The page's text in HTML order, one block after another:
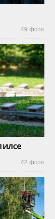
49 фото
42 фото